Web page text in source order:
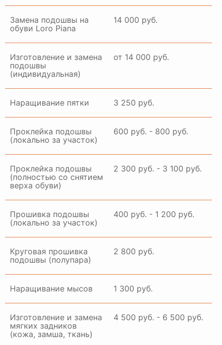
Замена подошвы на
обуви Loro Piana
14 000 руб.
Изготовление и замена
подошвы
(индивидуальная)
от 14 000 руб.
Наращивание пятки 3 250 руб.
Проклейка подошвы
(локально за участок)
600 руб. - 800 руб.
Проклейка подошвы
(полностью со снятием
верха обуви)
2 300 руб. - 3 100 руб.
Прошивка подошвы
(локально за участок)
400 руб. - 1 200 руб.
Круговая прошивка
подошвы (полупара)
2 800 руб.
Наращивание мысов 1 300 руб.
Изготовление и замена
мягких задников
(кожа, замша, ткань)
4 500 руб. - 6 500 руб.